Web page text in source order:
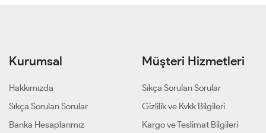
Kurumsal
Hakkımızda
Sıkça Sorulan Sorular
Banka Hesaplarımız
Müşteri Hizmetleri
Sıkça Sorulan Sorular
Gizlilik ve Kvkk Bilgileri
Kargo ve Teslimat Bilgileri